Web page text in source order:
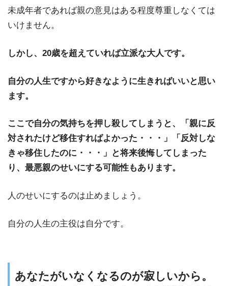
未成年者であれば親の意見はある程度尊重しなくては
いけません。
しかし、20歳を超えていれば立派な大人です。
自分の人生ですから好きなように生きればいいと思い
ます。
ここで自分の気持ちを押し殺してしまうと、「親に反
対されたけど移住すればよかった・・・」「反対しな
きゃ移住したのに・・・」と将来後悔してしまった
り、最悪親のせいにする可能性もあります。
人のせいにするのは止めましょう。
自分の人生の主役は自分です。
あなたがいなくなるのが寂しいから。